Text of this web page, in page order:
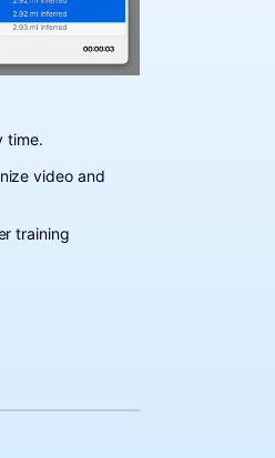
time.
video and
training